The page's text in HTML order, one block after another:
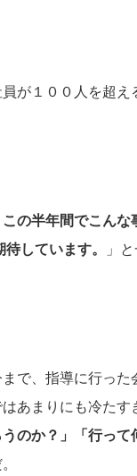
が１００人を超え
の半年間でこん
しています。
」
まで、指導に行
あまりにも冷たす
のか？」「行って